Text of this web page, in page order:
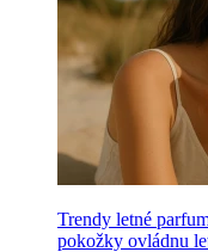
Trendy letné
pokožky ovládnu